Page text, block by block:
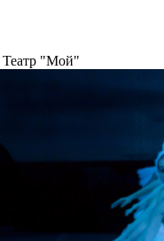
Театр "Мой"